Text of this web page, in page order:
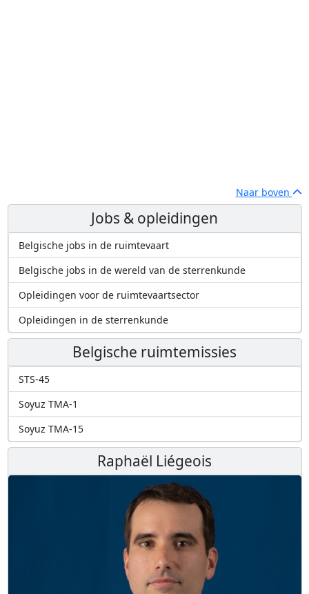
Naar boven
Jobs & opleidingen
Belgische jobs in de ruimtevaart
Belgische jobs in de wereld van de sterrenkunde
Opleidingen voor de ruimtevaartsector
Opleidingen in de sterrenkunde
Belgische ruimtemissies
STS-45
Soyuz TMA-1
Soyuz TMA-15
Raphaël Liégeois